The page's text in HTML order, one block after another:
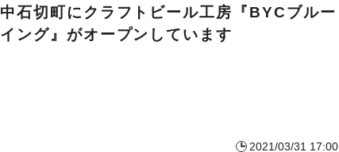
中石切町にクラフトビール工房『BYCブルー
イング』がオープンしています
2021/03/31 17:00